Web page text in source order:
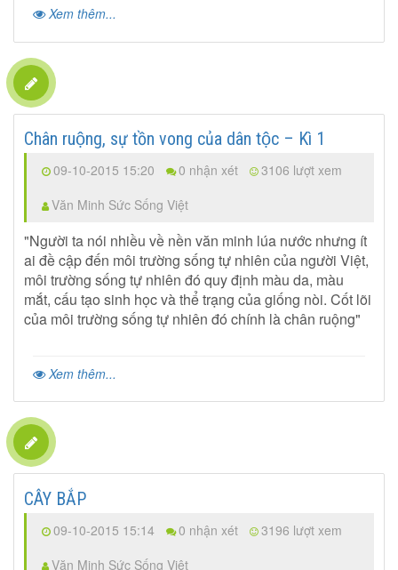
Xem thêm...
Chân ruộng, sự tồn vong của dân tộc – Kì 1
09-10-2015 15:20 0 nhận xét
3106 lượt xem
Văn Minh Sức Sống Việt
"Người ta nói nhiều về nền văn minh lúa nước nhưng ít
ai đề cập đến môi trường sống tự nhiên của người Việt,
môi trường sống tự nhiên đó quy định màu da, màu
mắt, cấu tạo sinh học và thể trạng của giống nòi. Cốt lõi
của môi trường sống tự nhiên đó chính là chân ruộng"
Xem thêm...
CÂY BẮP
09-10-2015 15:14 0 nhận xét
3196 lượt xem
Văn Minh Sức Sống Việt